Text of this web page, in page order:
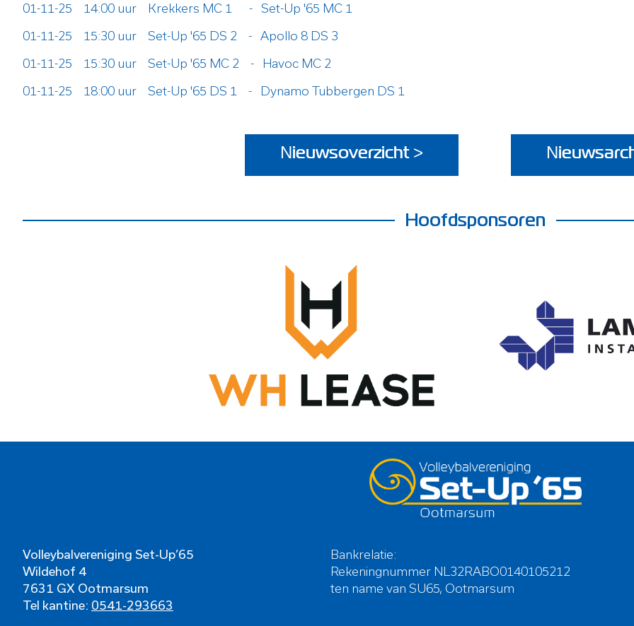
01-11-25 14:00 uur Krekkers MC 1 - Set-Up '65 MC 1
01-11-25 15:30 uur Set-Up '65 DS 2 - Apollo 8 DS 3
01-11-25 15:30 uur Set-Up '65 MC 2 - Havoc MC 2
01-11-25 18:00 uur Set-Up '65 DS 1 - Dynamo Tubbergen DS 1
Nieuwsoverzicht >
Hoofdsponsoren
Volleybalvereniging Set-Up’65
Wildehof 4
7631 GX Ootmarsum
Tel kantine: 0541-293663
Bankrelatie:
Rekeningnummer NL32RABO0140105212
ten name van SU65, Ootmarsum